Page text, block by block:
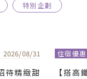
特別企劃
2026/08/31
待精緻甜
住宿優惠
【搭